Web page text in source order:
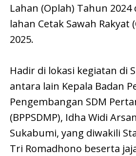
Lahan (Oplah) Tahun 2024
lahan Cetak Sawah Rakyat
2025.
Hadir di lokasi kegiatan di
antara lain Kepala Badan
Pengembangan SDM
(BPPSDMP), Idha Widi
Sukabumi, yang diwakili
Tri Romadhono beserta